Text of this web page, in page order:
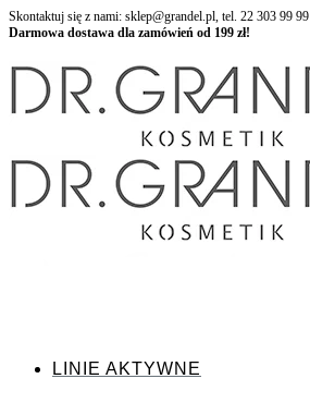
Skontaktuj się z nami: sklep@grandel.pl, tel. 22 303 99 99
Darmowa dostawa dla zamówień od 199 zł!
LINIE AKTYWNE